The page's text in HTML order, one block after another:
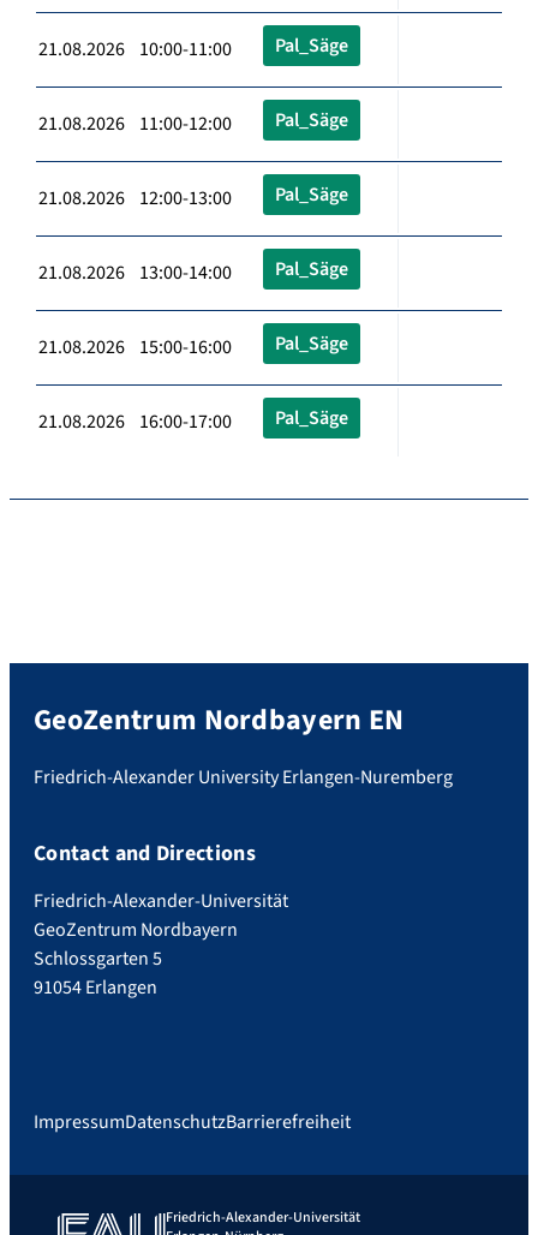
21.08.2026 10:00-11:00 Pal_Säge
21.08.2026 11:00-12:00 Pal_Säge
21.08.2026 12:00-13:00 Pal_Säge
21.08.2026 13:00-14:00 Pal_Säge
21.08.2026 15:00-16:00 Pal_Säge
21.08.2026 16:00-17:00 Pal_Säge
GeoZentrum Nordbayern EN
Friedrich-Alexander University Erlangen-Nuremberg
Contact and Directions
Friedrich-Alexander-Universität
GeoZentrum Nordbayern
Schlossgarten 5
91054 Erlangen
ImpressumDatenschutzBarrierefreiheit
Friedrich-Alexander-Universität